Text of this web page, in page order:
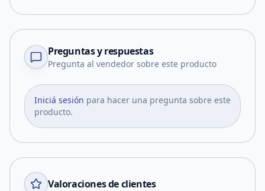
Preguntas y respuestas
Pregunta al vendedor sobre este producto
Iniciá sesión para hacer una pregunta sobre este
producto.
Valoraciones de clientes